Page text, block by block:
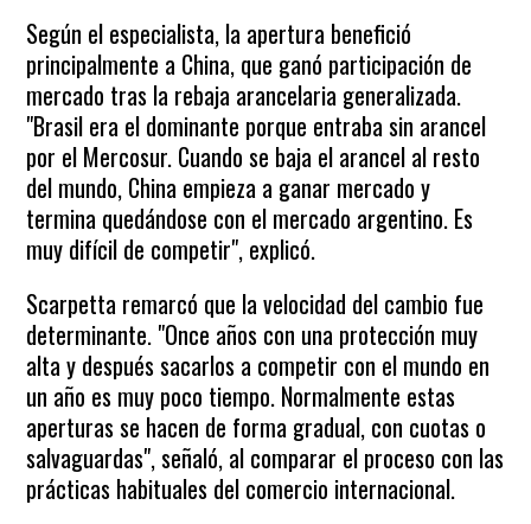
Según el especialista, la apertura benefició
principalmente a China, que ganó participación de
mercado tras la rebaja arancelaria generalizada.
"Brasil era el dominante porque entraba sin arancel
por el Mercosur. Cuando se baja el arancel al resto
del mundo, China empieza a ganar mercado y
termina quedándose con el mercado argentino. Es
muy difícil de competir", explicó.
Scarpetta remarcó que la velocidad del cambio fue
determinante. "Once años con una protección muy
alta y después sacarlos a competir con el mundo en
un año es muy poco tiempo. Normalmente estas
aperturas se hacen de forma gradual, con cuotas o
salvaguardas", señaló, al comparar el proceso con las
prácticas habituales del comercio internacional.